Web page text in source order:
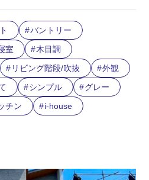
バントリー
室
木目調
リビング階段/吹抜
外観
シンプル
グレー
チン
i-house